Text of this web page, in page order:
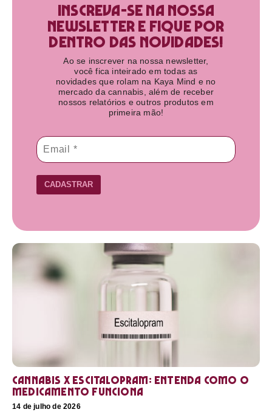
Inscreva-se na nossa
newsletter e fique por
dentro das novidades!​
Ao se inscrever na nossa newsletter,
você fica inteirado em todas as
novidades que rolam na Kaya Mind e no
mercado da cannabis, além de receber
nossos relatórios e outros produtos em
primeira mão!
CADASTRAR
Cannabis X Escitalopram: Entenda como o
medicamento funciona
14 de julho de 2026